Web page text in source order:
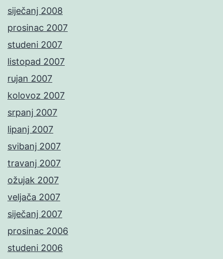
siječanj 2008
prosinac 2007
studeni 2007
listopad 2007
rujan 2007
kolovoz 2007
srpanj 2007
lipanj 2007
svibanj 2007
travanj 2007
ožujak 2007
veljača 2007
siječanj 2007
prosinac 2006
studeni 2006